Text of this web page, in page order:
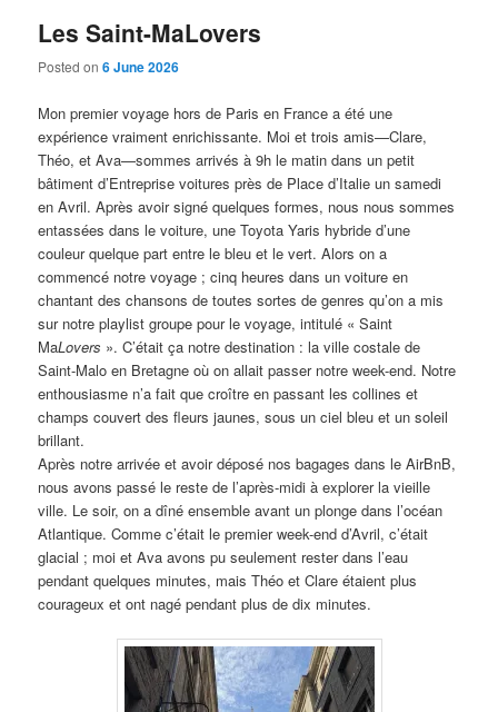
Les Saint-MaLovers
Posted on6 June 2026
Mon premier voyage hors de Paris en France a été une
expérience vraiment enrichissante. Moi et trois amis—Clare,
Théo, et Ava—sommes arrivés à 9h le matin dans un petit
bâtiment d’Entreprise voitures près de Place d’Italie un samedi
en Avril. Après avoir signé quelques formes, nous nous sommes
entassées dans le voiture, une Toyota Yaris hybride d’une
couleur quelque part entre le bleu et le vert. Alors on a
commencé notre voyage ; cinq heures dans un voiture en
chantant des chansons de toutes sortes de genres qu’on a mis
sur notre playlist groupe pour le voyage, intitulé « Saint
MaLovers ». C’était ça notre destination : la ville costale de
Saint-Malo en Bretagne où on allait passer notre week-end. Notre
enthousiasme n’a fait que croître en passant les collines et
champs couvert des fleurs jaunes, sous un ciel bleu et un soleil
brillant.
Après notre arrivée et avoir déposé nos bagages dans le AirBnB,
nous avons passé le reste de l’après-midi à explorer la vieille
ville. Le soir, on a dîné ensemble avant un plonge dans l’océan
Atlantique. Comme c’était le premier week-end d’Avril, c’était
glacial ; moi et Ava avons pu seulement rester dans l’eau
pendant quelques minutes, mais Théo et Clare étaient plus
courageux et ont nagé pendant plus de dix minutes.